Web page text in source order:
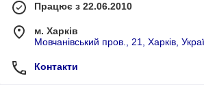
Працює з 22.06.2010
м. Харків
Мовчанівський пров., 21, Харків,
Контакти